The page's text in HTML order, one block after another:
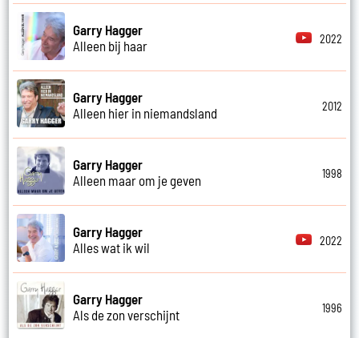
Garry Hagger
Alleen bij haar
2022
Garry Hagger
Alleen hier in niemandsland
2012
Garry Hagger
Alleen maar om je geven
1998
Garry Hagger
Alles wat ik wil
2022
Garry Hagger
Als de zon verschijnt
1996